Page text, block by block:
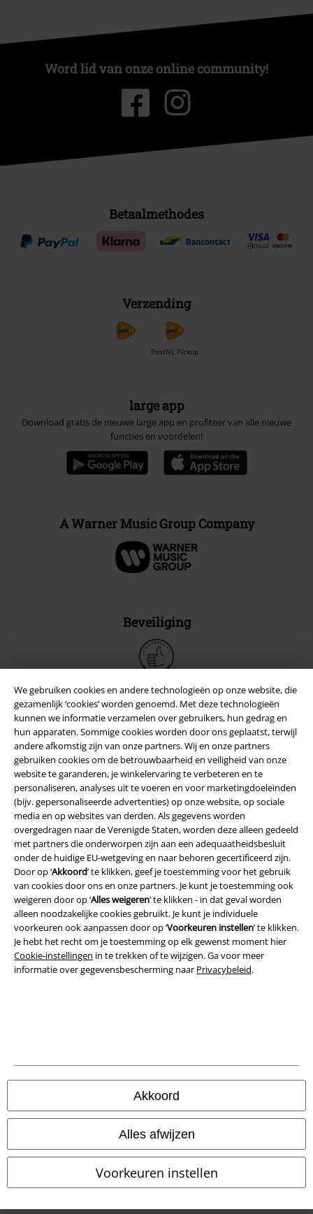
We gebruiken cookies en andere technologieën op onze website, die
gezamenlijk ‘cookies’ worden genoemd. Met deze technologieën
kunnen we informatie verzamelen over gebruikers, hun gedrag en
hun apparaten. Sommige cookies worden door ons geplaatst, terwijl
andere afkomstig zijn van onze partners. Wij en onze partners
gebruiken cookies om de betrouwbaarheid en veiligheid van onze
website te garanderen, je winkelervaring te verbeteren en te
personaliseren, analyses uit te voeren en voor marketingdoeleinden
(bijv. gepersonaliseerde advertenties) op onze website, op sociale
media en op websites van derden. Als gegevens worden
overgedragen naar de Verenigde Staten, worden deze alleen gedeeld
met partners die onderworpen zijn aan een adequaatheidsbesluit
onder de huidige EU-wetgeving en naar behoren gecertificeerd zijn.
Door op ‘Akkoord’ te klikken, geef je toestemming voor het gebruik
van cookies door ons en onze partners. Je kunt je toestemming ook
weigeren door op ‘Alles weigeren’ te klikken - in dat geval worden
alleen noodzakelijke cookies gebruikt. Je kunt je individuele
voorkeuren ook aanpassen door op ‘Voorkeuren instellen’ te klikken.
Je hebt het recht om je toestemming op elk gewenst moment hier
Cookie-instellingen in te trekken of te wijzigen. Ga voor meer
informatie over gegevensbescherming naar Privacybeleid.
Akkoord
Alles afwijzen
Voorkeuren instellen
Word lid van onze online community!
Betaalmethodes
Verzending
PostNL Pickup
large app
Download gratis de nieuwe large app en profiteer van alle nieuwe
functies en voordelen!
A Warner Music Group Company
Beveiliging
Legal
Algemene Voorwaarden
Bedrijfsgegevens
Privacyverklaring
Verklaring van conformiteit
Informatie over toegankelijkheid
© 1986-2026 Large Popmerchandising BV
Onze online shops